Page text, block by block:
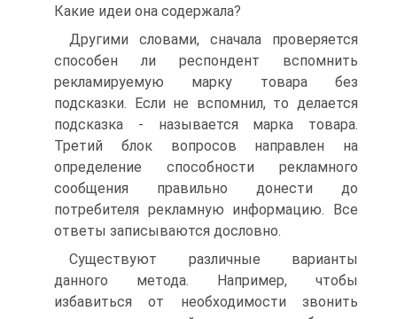
Какие идеи она содержала?
Другими словами, сначала проверяется
способен ли респондент вспомнить
рекламируемую марку товара без
подсказки. Если не вспомнил, то делается
подсказка - называется марка товара.
Третий блок вопросов направлен на
определение способности рекламного
сообщения правильно донести до
потребителя рекламную информацию. Все
ответы записываются дословно.
Существуют различные варианты
данного метода. Например, чтобы
избавиться от необходимости звонить